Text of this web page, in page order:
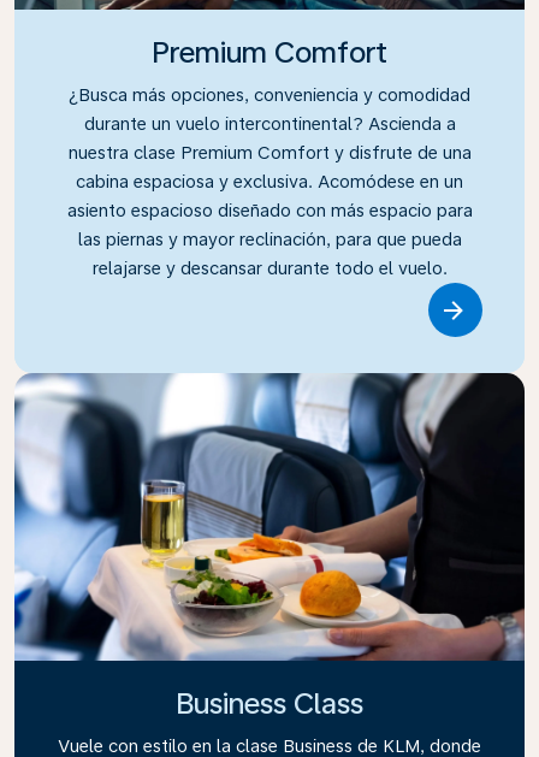
Premium Comfort
¿Busca más opciones, conveniencia y comodidad
durante un vuelo intercontinental? Ascienda a
nuestra clase Premium Comfort y disfrute de una
cabina espaciosa y exclusiva. Acomódese en un
asiento espacioso diseñado con más espacio para
las piernas y mayor reclinación, para que pueda
relajarse y descansar durante todo el vuelo.
Business Class
Vuele con estilo en la clase Business de KLM, donde